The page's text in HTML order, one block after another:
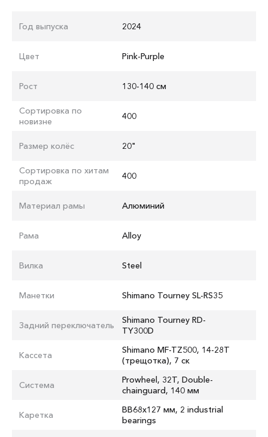
Год выпуска 2024
Цвет Pink-Purple
Рост 130-140 см
Сортировка по
новизне
400
Размер колёс 20"
Сортировка по хитам
продаж
400
Материал рамы Алюминий
Рама Alloy
Вилка Steel
Манетки Shimano Tourney SL-RS35
Задний переключатель
Shimano Tourney RD-
TY300D
Кассета
Shimano MF-TZ500, 14-28T
(трещотка), 7 ск
Система
Prowheel, 32T, Double-
chainguard, 140 мм
Каретка
BB68x127 мм, 2 industrial
bearings